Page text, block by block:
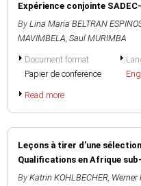
Expérience conjointe
By Lina Maria BELTRAN
MAVIMBELA, Saul MURIMBA
Document format
Papier de conference
Read more
Leçons à tirer d'une
Qualifications en Afrique
By Katrin KOHLBECHER, Werner